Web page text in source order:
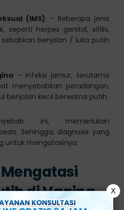
(IMS) – Beberapa jenis
seperti herpes genital, sifilis,
benjolan / luka putih
– Infeksi jamur, terutama
menyebabkan peradangan,
benjolan kecil berwarna putih.
ini, memerlukan
Sehingga, diagnosis yang
untuk mengatasinya.
di Vagina
X